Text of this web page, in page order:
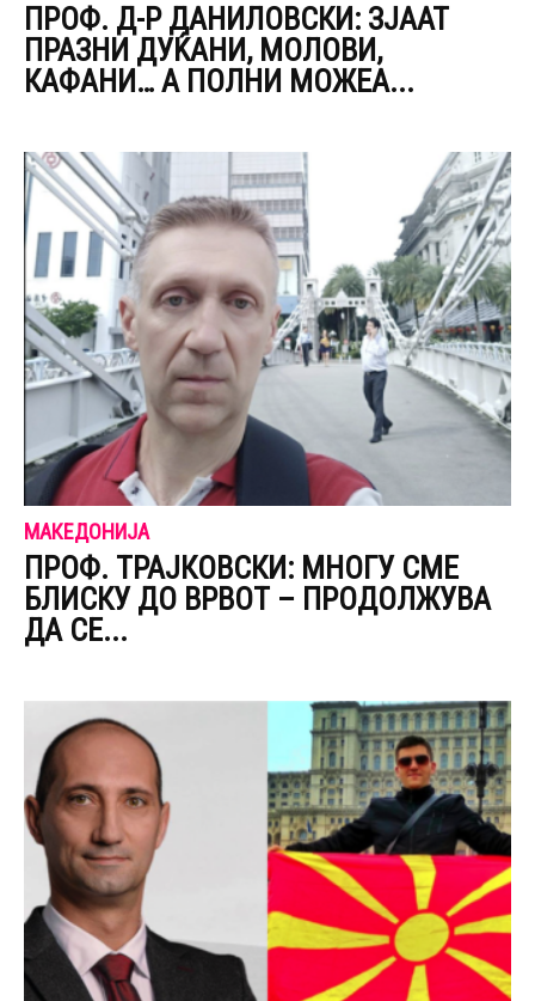
ПРОФ. Д-Р ДАНИЛОВСКИ: ЗЈААТ
ПРАЗНИ ДУЌАНИ, МОЛОВИ,
КАФАНИ… А ПОЛНИ МОЖЕА...
МАКЕДОНИЈА
ПРОФ. ТРАЈКОВСКИ: МНОГУ СМЕ
БЛИСКУ ДО ВРВОТ – ПРОДОЛЖУВА
ДА СЕ...